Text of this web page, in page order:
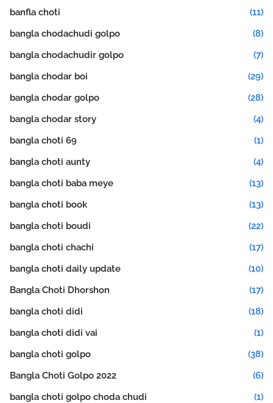
banfla choti
(11)
bangla chodachudi golpo
(8)
bangla chodachudir golpo
(7)
bangla chodar boi
(29)
bangla chodar golpo
(28)
bangla chodar story
(4)
bangla choti 69
(1)
bangla choti aunty
(4)
bangla choti baba meye
(13)
bangla choti book
(13)
bangla choti boudi
(22)
bangla choti chachi
(17)
bangla choti daily update
(10)
Bangla Choti Dhorshon
(17)
bangla choti didi
(18)
bangla choti didi vai
(1)
bangla choti golpo
(38)
Bangla Choti Golpo 2022
(6)
bangla choti golpo choda chudi
(1)